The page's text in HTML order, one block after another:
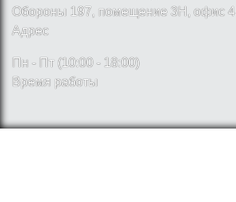
Обороны 197, помещение 3Н, офис 4
Адрес
Пн - Пт (10:00 - 18:00)
Время работы